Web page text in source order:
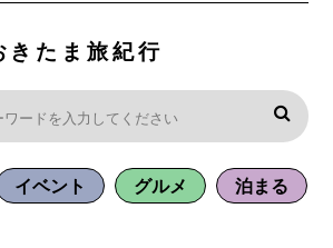
きたま旅紀行
イベント グルメ 泊まる